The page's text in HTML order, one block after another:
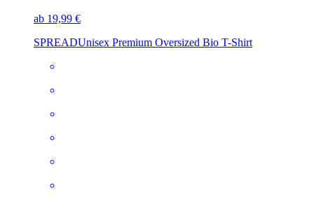
ab 19,99 €
SPREADUnisex Premium Oversized Bio T-Shirt